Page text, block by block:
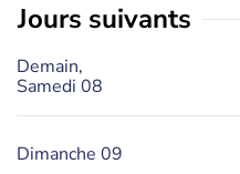
jours suivants
Demain,
Samedi 08
Dimanche 09